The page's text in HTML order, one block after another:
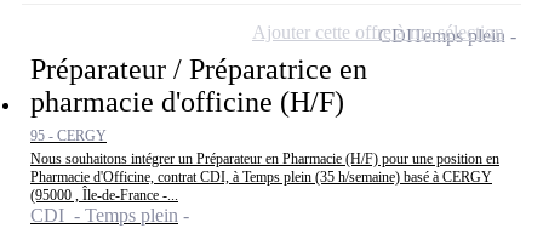
Préparateur / Préparatrice en
pharmacie d'officine (H/F)
95 - CERGY
Nous souhaitons intégrer un Préparateur en Pharmacie (H/F) pour une position en
Pharmacie d'Officine, contrat CDI, à Temps plein (35 h/semaine) basé à CERGY
(95000 , Île-de-France -...
CDI - Temps plein
CDITemps plein
Ajouter cette offre à ma sélection